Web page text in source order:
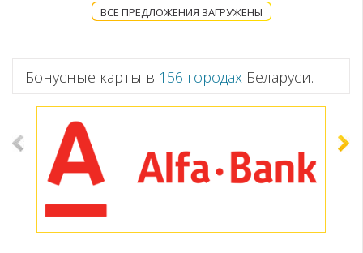
ВСЕ ПРЕДЛОЖЕНИЯ ЗАГРУЖЕНЫ
Бонусные карты в 156 городах Беларуси.